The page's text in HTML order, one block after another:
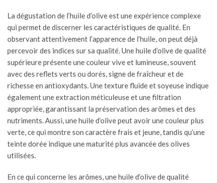
La dégustation de l’huile d’oliveest une expérience complexe
qui permet de discerner les caractéristiques de qualité. En
observant attentivement l’apparence de l’huile, on peut déjà
percevoir des indices sur sa qualité. Une huile d’olive de qualité
supérieure présente une couleur vive et lumineuse, souvent
avec des reflets verts ou dorés, signe de fraîcheur et de
richesse en antioxydants. Une texture fluide et soyeuse indique
également une extraction méticuleuse et une filtration
appropriée, garantissant la préservation des arômes et des
nutriments. Aussi, une huile d’olive peut avoir une couleur plus
verte, ce qui montre son caractère frais et jeune, tandis qu’une
teinte dorée indique une maturité plus avancée des olives
utilisées.
En ce qui concerne les arômes, une huile d’olive de qualité